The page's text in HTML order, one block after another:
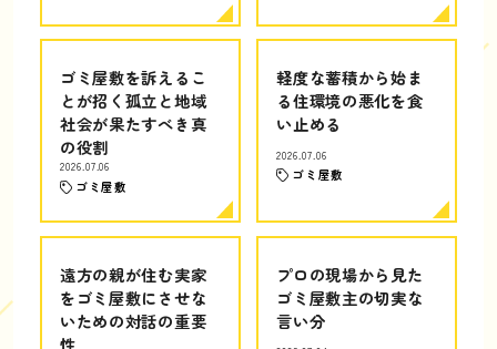
ゴミ屋敷を訴えるこ
とが招く孤立と地域
社会が果たすべき真
の役割
2026.07.06
ゴミ屋敷
軽度な蓄積から始ま
る住環境の悪化を食
い止める
2026.07.06
ゴミ屋敷
遠方の親が住む実家
をゴミ屋敷にさせな
いための対話の重要
性
プロの現場から見た
ゴミ屋敷主の切実な
言い分